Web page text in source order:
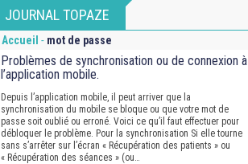
JOURNAL TOPAZE
Accueil - mot de passe
Problèmes de synchronisation ou de connexion à
l’application mobile.
Depuis l’application mobile, il peut arriver que la
synchronisation du mobile se bloque ou que votre mot de
passe soit oublié ou erroné. Voici ce qu’il faut effectuer pour
débloquer le problème. Pour la synchronisation Si elle tourne
sans s’arrêter sur l’écran « Récupération des patients » ou
« Récupération des séances » (ou…